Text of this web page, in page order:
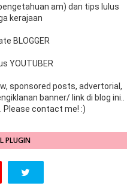
am) dan tips lulus
kerajaan
BLOGGER
YOUTUBER
sponsored posts, advertorial,
banner/ link di blog ini..
Please contact me! :)
PLUGIN